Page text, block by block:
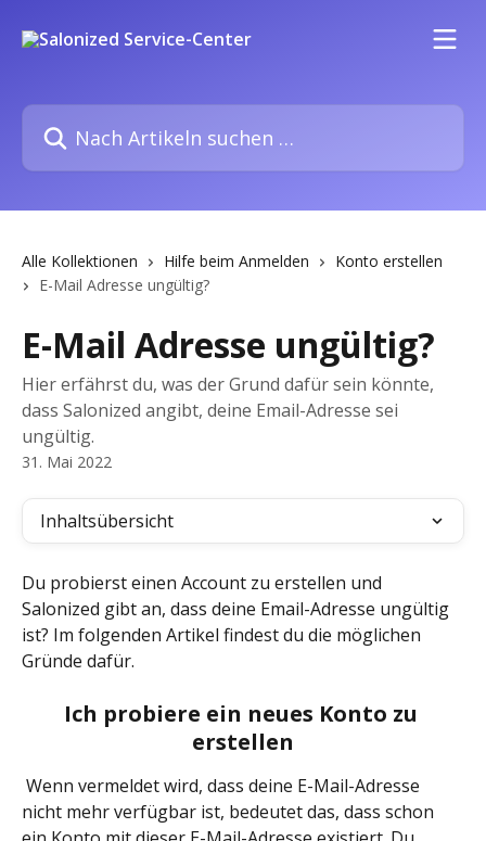
Nach Artikeln suchen …
Alle Kollektionen Hilfe beim Anmelden
Konto erstellen
E-Mail Adresse ungültig?
E-Mail Adresse ungültig?
Hier erfährst du, was der Grund dafür sein könnte,
dass Salonized angibt, deine Email-Adresse sei
ungültig.
31. Mai 2022
Inhaltsübersicht
Du probierst einen Account zu erstellen und
Salonized gibt an, dass deine Email-Adresse ungültig
ist? Im folgenden Artikel findest du die möglichen
Gründe dafür.
Ich probiere ein neues Konto zu
erstellen
nicht mehr verfügbar ist, bedeutet das, dass schon